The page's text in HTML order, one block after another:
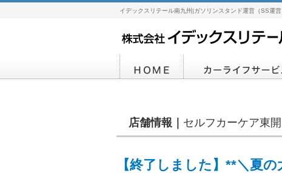
イデックスリテール南九州|ガソリンスタンド運営（SS運
店舗情報｜ セルフカーケア東開
【終了しました】**＼夏